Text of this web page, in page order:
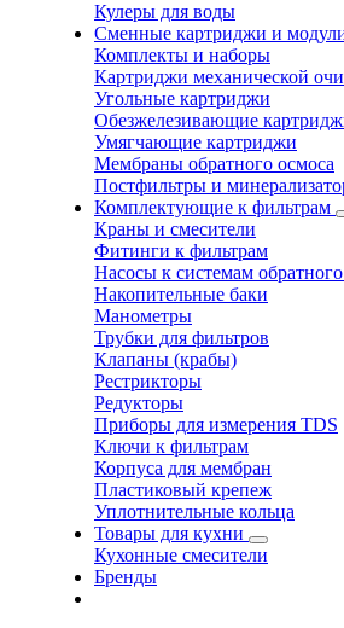
Кулеры для воды
Сменные картриджи и
Комплекты и наборы
Картриджи механической
Угольные картриджи
Обезжелезивающие
Умягчающие картриджи
Мембраны обратного осмоса
Постфильтры и
Комплектующие к фильтрам
Краны и смесители
Фитинги к фильтрам
Насосы к системам
Накопительные баки
Манометры
Трубки для фильтров
Клапаны (крабы)
Рестрикторы
Редукторы
Приборы для измерения TDS
Ключи к фильтрам
Корпуса для мембран
Пластиковый крепеж
Уплотнительные кольца
Товары для кухни
Кухонные смесители
Бренды